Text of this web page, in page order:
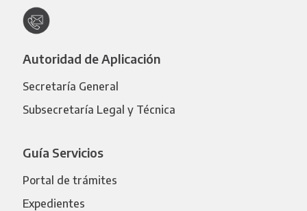
Autoridad de Aplicación
Secretaría General
Subsecretaría Legal y Técnica
Guía Servicios
Portal de trámites
Expedientes